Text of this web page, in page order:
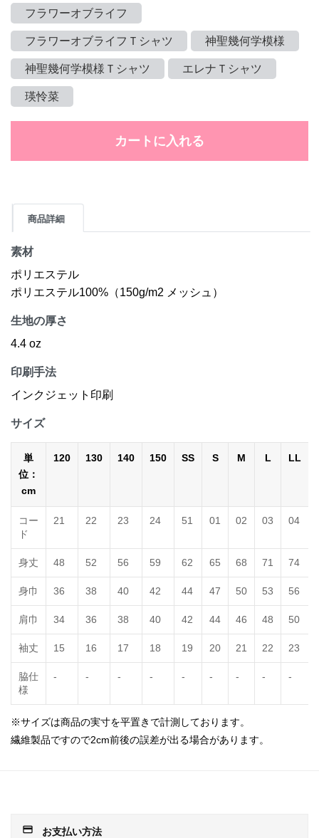
フラワーオブライフ
フラワーオブライフＴシャツ 神聖幾何学模様
神聖幾何学模様Ｔシャツ エレナＴシャツ
瑛怜菜
カートに入れる
商品詳細
素材
ポリエステル
ポリエステル100%（150g/m2 メッシュ）
生地の厚さ
4.4 oz
印刷手法
インクジェット印刷
サイズ
単
位：
cm
120 130 140 150 SS S M L LL
コー
ド
21 22 23 24 51 01 02 03 04
身丈 48 52 56 59 62 65 68 71 74
身巾 36 38 40 42 44 47 50 53 56
肩巾 34 36 38 40 42 44 46 48 50
袖丈 15 16 17 18 19 20 21 22 23
脇仕
様
- - - - - - - - -
※サイズは商品の実寸を平置きで計測しております。
繊維製品ですので2cm前後の誤差が出る場合があります。
payment お支払い方法